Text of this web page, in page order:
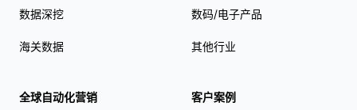
数据深挖
海关数据
全球自动化营销
数码/电子产品
其他行业
客户案例